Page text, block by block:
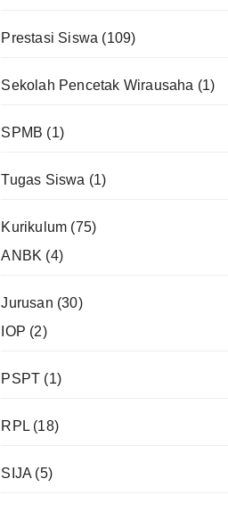
Prestasi Siswa (109)
Sekolah Pencetak Wirausaha (1)
SPMB (1)
Tugas Siswa (1)
Kurikulum (75)
ANBK (4)
Jurusan (30)
IOP (2)
PSPT (1)
RPL(18)
SIJA (5)